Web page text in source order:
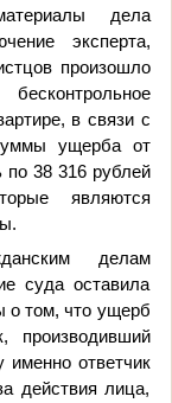
дела
эксперта,
произошло
в связи с
ущерба от
по 38 316 рублей
являются
делам
суда оставила
о том, что ущерб
производивший
ответчик
действия лица,